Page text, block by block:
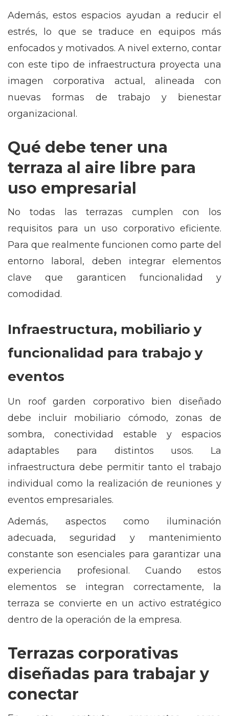
Además, estos espacios ayudan a reducir el
estrés, lo que se traduce en equipos más
enfocados y motivados. A nivel externo, contar
con este tipo de infraestructura proyecta una
imagen corporativa actual, alineada con
nuevas formas de trabajo y bienestar
organizacional.
Qué debe tener una
terraza al aire libre para
uso empresarial
No todas las terrazas cumplen con los
requisitos para un uso corporativo eficiente.
Para que realmente funcionen como parte del
entorno laboral, deben integrar elementos
clave que garanticen funcionalidad y
comodidad.
Infraestructura, mobiliario y
funcionalidad para trabajo y
eventos
Un roof garden corporativo bien diseñado
debe incluir mobiliario cómodo, zonas de
sombra, conectividad estable y espacios
adaptables para distintos usos. La
infraestructura debe permitir tanto el trabajo
individual como la realización de reuniones y
eventos empresariales.
Además, aspectos como iluminación
adecuada, seguridad y mantenimiento
constante son esenciales para garantizar una
experiencia profesional. Cuando estos
elementos se integran correctamente, la
terraza se convierte en un activo estratégico
dentro de la operación de la empresa.
Terrazas corporativas
diseñadas para trabajar y
conectar